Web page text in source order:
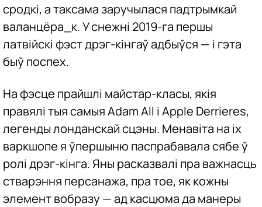
сродкі, а таксама заручылася падтрымкай
валанцёра_к. У снежні 2019-га першы
латвійскі фэст дрэг-кінгаў адбыўся — і гэта
быў поспех.
На фэсце прайшлі майстар-класы, якія
правялі тыя самыя Adam All і Apple Derrieres,
легенды лонданскай сцэны. Менавіта на іх
варкшопе я ўпершыню паспрабавала сябе ў
ролі дрэг-кінга. Яны расказвалі пра важнасць
стварэння персанажа, пра тое, як кожны
элемент вобразу — ад касцюма да манеры